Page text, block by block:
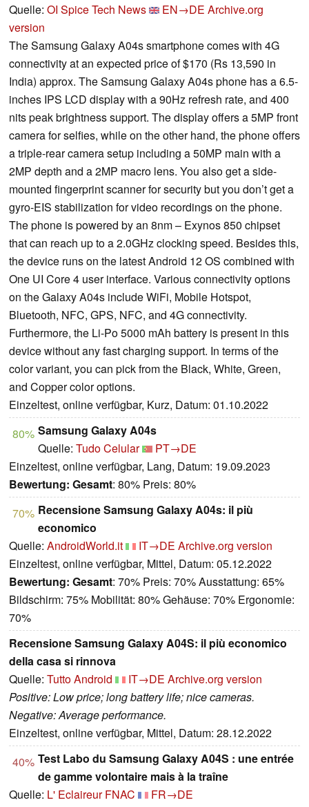
Quelle: OI Spice Tech News EN→DE Archive.org
version
The Samsung Galaxy A04s smartphone comes with 4G
connectivity at an expected price of $170 (Rs 13,590 in
India) approx. The Samsung Galaxy A04s phone has a 6.5-
inches IPS LCD display with a 90Hz refresh rate, and 400
nits peak brightness support. The display offers a 5MP front
camera for selfies, while on the other hand, the phone offers
a triple-rear camera setup including a 50MP main with a
2MP depth and a 2MP macro lens. You also get a side-
mounted fingerprint scanner for security but you don’t get a
gyro-EIS stabilization for video recordings on the phone.
The phone is powered by an 8nm – Exynos 850 chipset
that can reach up to a 2.0GHz clocking speed. Besides this,
the device runs on the latest Android 12 OS combined with
One UI Core 4 user interface. Various connectivity options
on the Galaxy A04s include WiFi, Mobile Hotspot,
Bluetooth, NFC, GPS, NFC, and 4G connectivity.
Furthermore, the Li-Po 5000 mAh battery is present in this
device without any fast charging support. In terms of the
color variant, you can pick from the Black, White, Green,
and Copper color options.
Einzeltest, online verfügbar, Kurz, Datum: 01.10.2022
80% Samsung Galaxy A04s
Quelle: Tudo Celular
PT→DE
Einzeltest, online verfügbar, Lang, Datum: 19.09.2023
Bewertung: Gesamt: 80% Preis: 80%
70% Recensione Samsung Galaxy A04s: il più
economico
Quelle: AndroidWorld.it IT→DE Archive.org version
Einzeltest, online verfügbar, Mittel, Datum: 05.12.2022
Bewertung: Gesamt: 70% Preis: 70% Ausstattung: 65%
Bildschirm: 75% Mobilität: 80% Gehäuse: 70% Ergonomie:
70%
Recensione Samsung Galaxy A04S: il più economico
della casa si rinnova
Quelle: Tutto Android IT→DE Archive.org version
Positive: Low price; long battery life; nice cameras.
Negative: Average performance.
Einzeltest, online verfügbar, Mittel, Datum: 28.12.2022
40% Test Labo du Samsung Galaxy A04S : une entrée
de gamme volontaire mais à la traîne
Quelle: L' Eclaireur FNAC
FR→DE